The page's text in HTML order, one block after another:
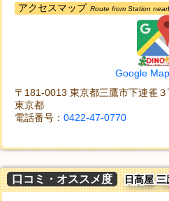
アクセスマップ Route from Station
Google
〒181-0013 東京都三鷹市下連雀
東京都
電話番号： 0422-47-0770
口コミ・オススメ度 日高屋